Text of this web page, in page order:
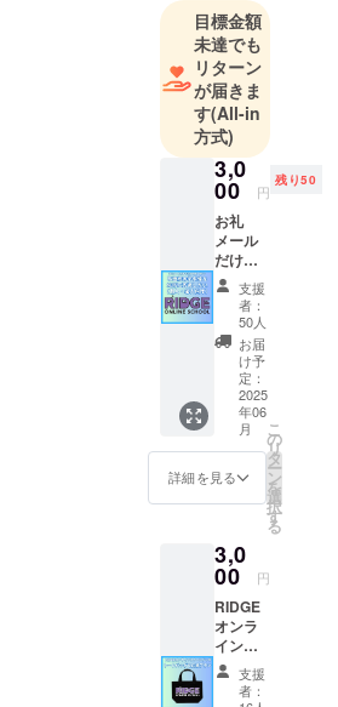
取締役
Instagram
アカウント
「教えて！
こじてぃ」
では、１．
９万人フォ
ロワー。
２０２３年
に講談社か
ら出版され
た「発達障
ゾーンの子
がグーンと
伸びた声か
け・接し方
の大ヒッ
目標金額
未達でも
リターン
が届きま
す(All-in
方式)
3,0
00 円
残り50
お礼
メール
だけで
十分で
す！プ
ラン
不登校
の子ど
もを純
粋に支
援した
い（個
人・法
人向
け） 感
謝の気
込めて
お礼
メール
を送ら
せてい
ただき
ます！
支援
者：
50人
お届
け予
定：
2025
年06
月
詳細を見る
こ
の
リ
タ
ー
ン
を
選
択
す
る
3,0
00 円
RIDGE
オンラ
インス
クール
グッ支援
者：